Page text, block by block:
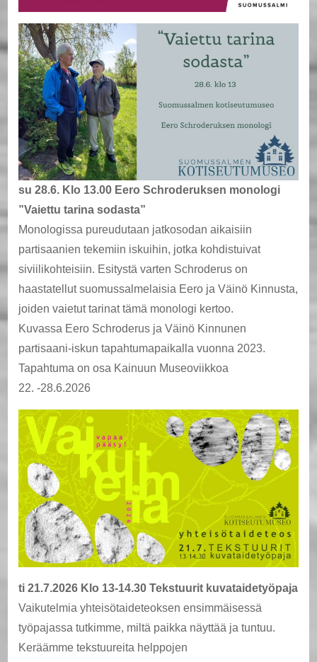
su 28.6. Klo 13.00 Eero Schroderuksen monologi
”Vaiettu tarina sodasta”
Monologissa pureudutaan jatkosodan aikaisiin
partisaanien tekemiin iskuihin, jotka kohdistuivat
siviilikohteisiin. Esitystä varten Schroderus on
haastatellut suomussalmelaisia Eero ja Väinö Kinnusta,
joiden vaietut tarinat tämä monologi kertoo.
Kuvassa Eero Schroderus ja Väinö Kinnunen
partisaani-iskun tapahtumapaikalla vuonna 2023.
Tapahtuma on osa Kainuun Museoviikkoa
22. -28.6.2026
ti 21.7.2026 Klo 13-14.30 Tekstuurit kuvataidetyöpaja
Vaikutelmia yhteisötaideteoksen ensimmäisessä
työpajassa tutkimme, miltä paikka näyttää ja tuntuu.
Keräämme tekstuureita helppojen